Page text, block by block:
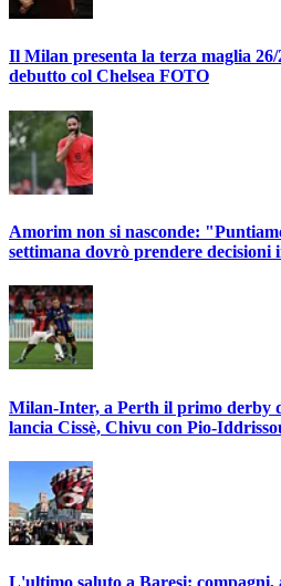
Il Milan presenta la terza maglia
debutto col Chelsea FOTO
Amorim non si nasconde:
settimana dovrò prendere
Milan-Inter, a Perth il primo derby
lancia Cissè, Chivu con Pio-
L'ultimo saluto a Baresi: